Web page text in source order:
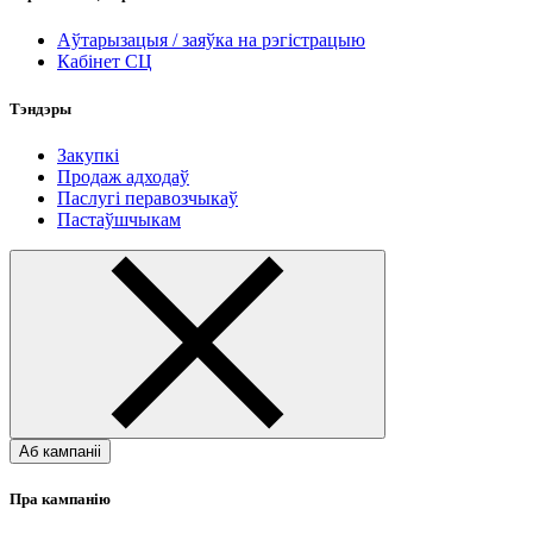
Аўтарызацыя / заяўка на рэгістрацыю
Кабінет СЦ
Тэндэры
Закупкі
Продаж адходаў
Паслугі перавозчыкаў
Пастаўшчыкам
Аб кампаніі
Пра кампанію